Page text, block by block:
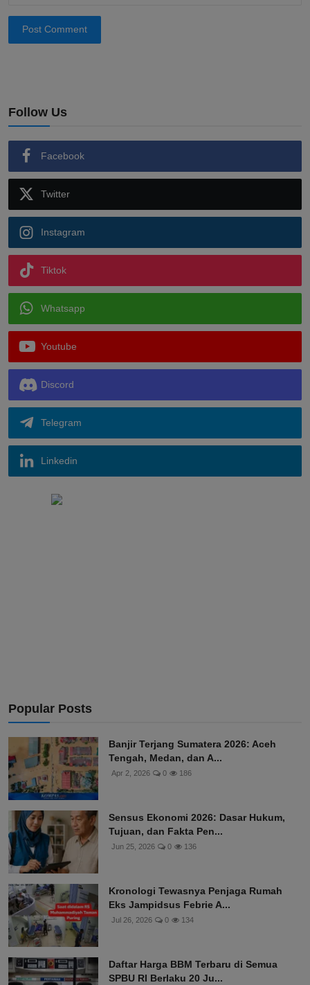
Post Comment
Follow Us
Facebook
Twitter
Instagram
Tiktok
Whatsapp
Youtube
Discord
Telegram
Linkedin
Popular Posts
Banjir Terjang Sumatera 2026: Aceh
Tengah, Medan, dan A...
Apr 2, 2026 0 186
Sensus Ekonomi 2026: Dasar Hukum,
Tujuan, dan Fakta Pen...
Jun 25, 2026 0 136
Kronologi Tewasnya Penjaga Rumah
Eks Jampidsus Febrie A...
Jul 26, 2026 0 134
Daftar Harga BBM Terbaru di Semua
SPBU RI Berlaku 20 Ju...